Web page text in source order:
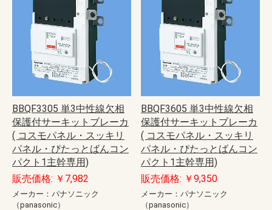
BBQF3305 単3中性線欠相
保護付サーキットブレーカ
( コスモパネル・スッキリ
パネル・ぴたっとばんコン
パクト1主幹専用)
販売価格: ￥7,982
メーカー：パナソニック
（panasonic）
BBQF3605 単3中性線欠相
保護付サーキットブレーカ
( コスモパネル・スッキリ
パネル・ぴたっとばんコン
パクト1主幹専用)
販売価格: ￥9,350
メーカー：パナソニック
（panasonic）